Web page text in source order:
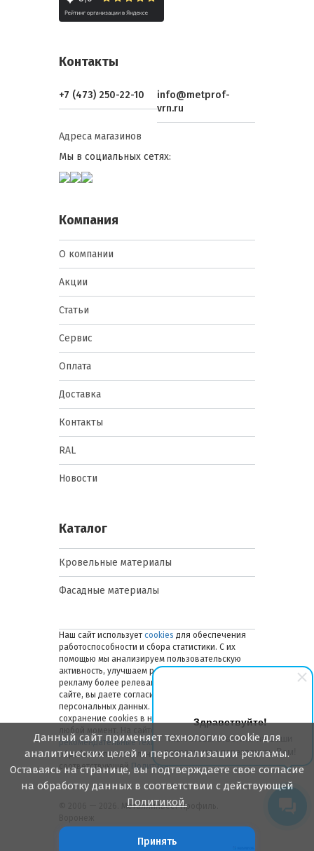
Здравствуйте!
Мы готовы ответить на Ваши
вопросы или перезвонить Вам!
Контакты
+7 (473) 250-22-10
info@metprof-
vrn.ru
Адреса магазинов
Мы в социальных сетях:
Компания
О компании
Акции
Статьи
Сервис
Оплата
Доставка
Контакты
RAL
Новости
Каталог
Кровельные материалы
Фасадные материалы
Наш сайт использует cookies для обеспечения
работоспособности и сбора статистики. С их
помощью мы анализируем пользовательскую
активность, улучшаем работу сайта и делаем
рекламу более релевантной. Оставаясь на
сайте, вы даете согласие на обработку ваших
персональных данных. Вы можете отключить
сохранение cookies в настройках браузера в
любой момент. На сайте также применяются
рекомендательные технологии. Подробнее об
обработке персональных данных — в
соответствующей
Политике.
© 2006 — 2026. Металлинвест Профиль.
Данный сайт применяет технологию cookie для
аналитических целей и персонализации рекламы.
Оставаясь на странице, вы подтверждаете свое согласие
на обработку данных в соответствии с действующей
Политикой.
Принять